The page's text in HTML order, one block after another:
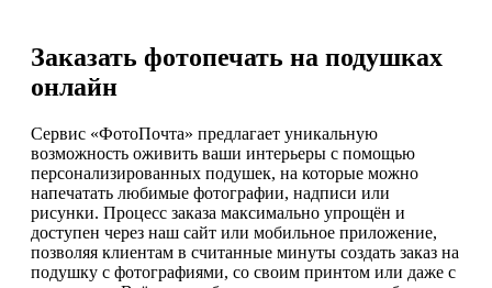
Заказать фотопечать на подушках
онлайн
Сервис «ФотоПочта» предлагает уникальную
возможность оживить ваши интерьеры с помощью
персонализированных подушек, на которые можно
напечатать любимые фотографии, надписи или
рисунки. Процесс заказа максимально упрощён и
доступен через наш сайт или мобильное приложение,
позволяя клиентам в считанные минуты создать заказ на
подушку с фотографиями, со своим принтом или даже с